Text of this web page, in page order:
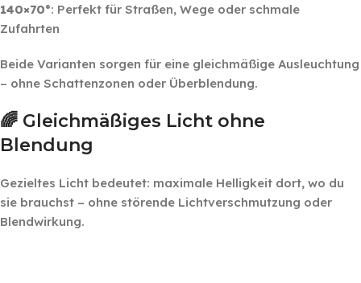
140×70°: Perfekt für Straßen, Wege oder schmale
Zufahrten
Beide Varianten sorgen für eine gleichmäßige Ausleuchtung
– ohne Schattenzonen oder Überblendung.
🌈 Gleichmäßiges Licht ohne
Blendung
Gezieltes Licht bedeutet: maximale Helligkeit dort, wo du
sie brauchst – ohne störende Lichtverschmutzung oder
Blendwirkung.